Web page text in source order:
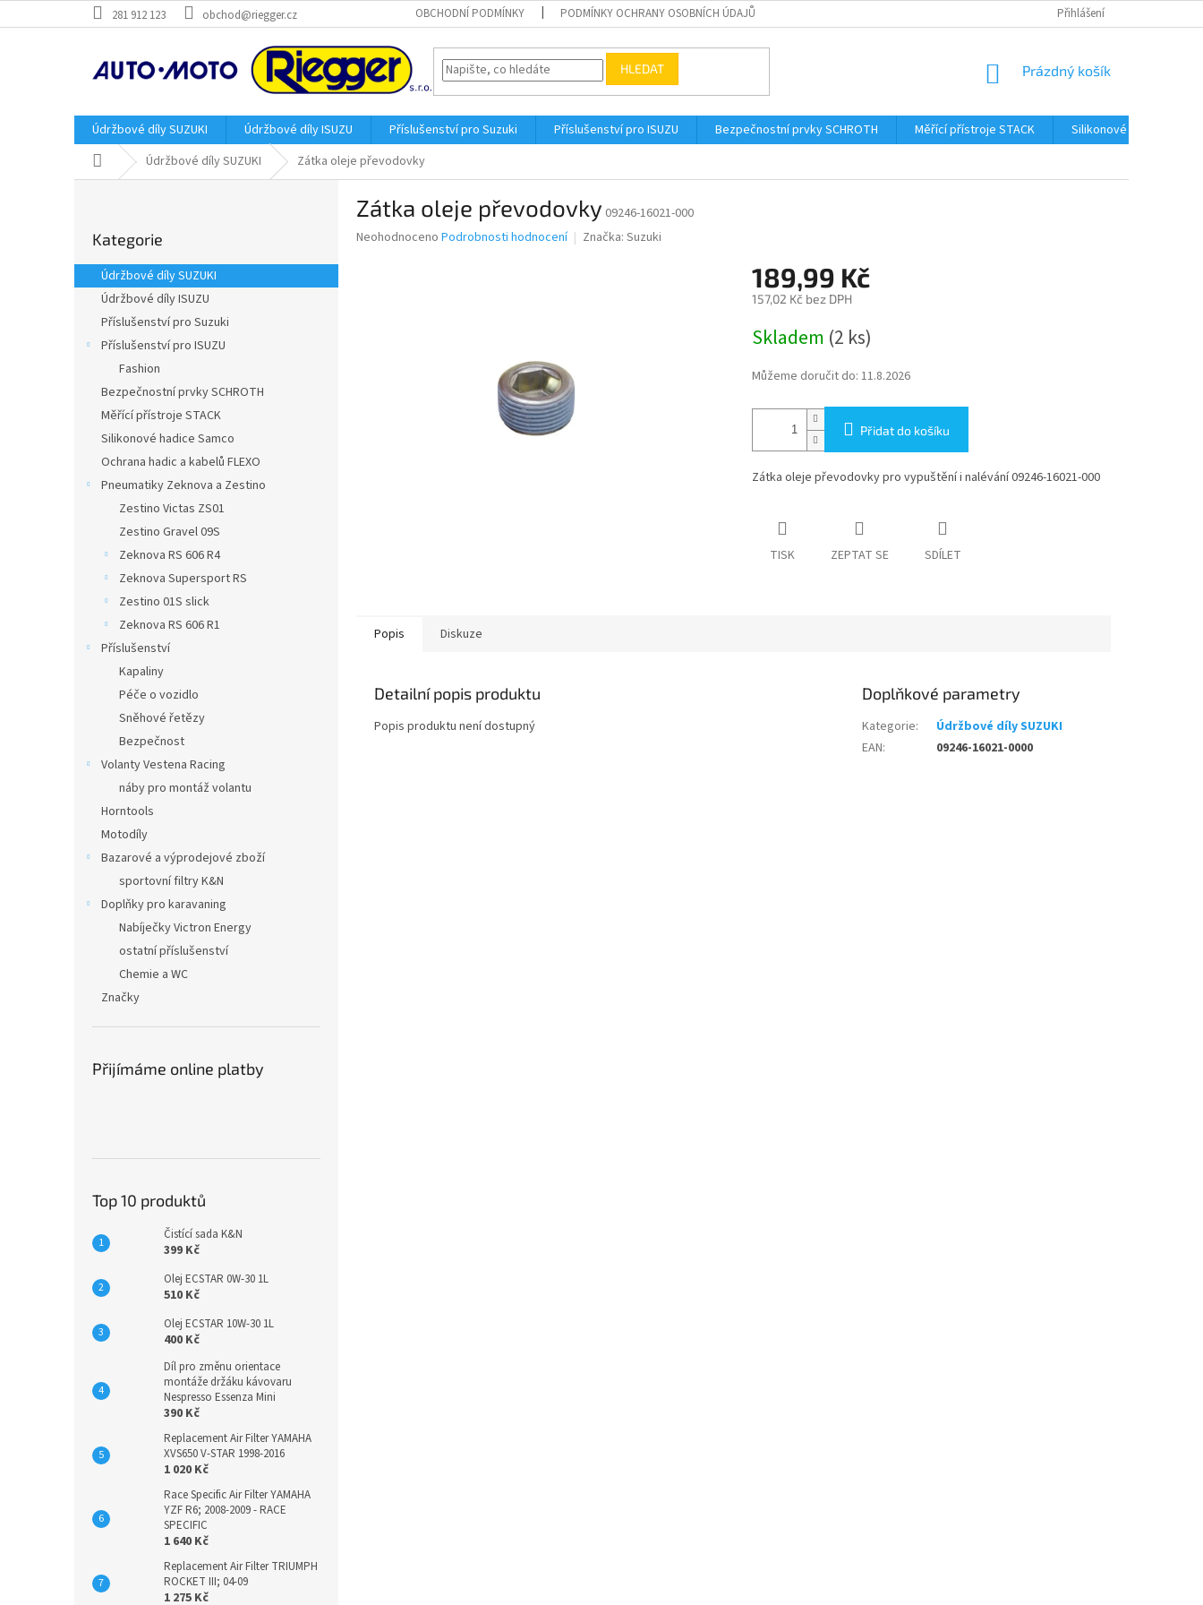
na
281 912 123 obchod@riegger.cz OBCHODNÍ PODMÍNKY PODMÍNKY OCHRANY OSOBNÍCH ÚDAJŮ Přihlášení
HLEDAT
NÁKUPNÍ
Prázdný košík
Údržbové díly SUZUKI Údržbové díly ISUZU Příslušenství pro Suzuki Příslušenství pro ISUZU Bezpečnostní prvky SCHROTH Měřící přístroje STACK
Silikonové hadice
Domů Údržbové díly SUZUKI Zátka oleje převodovky
r
a
kategorie
Kategorie
Údržbové díly SUZUKI
Údržbové díly ISUZU
Příslušenství pro Suzuki
Příslušenství pro ISUZU
Fashion
Bezpečnostní prvky SCHROTH
Měřící přístroje STACK
Silikonové hadice Samco
Ochrana hadic a kabelů FLEXO
Pneumatiky Zeknova a Zestino
Zestino Victas ZS01
Zestino Gravel 09S
Zeknova RS 606 R4
Zeknova Supersport RS
Zestino 01S slick
Zeknova RS 606 R1
Příslušenství
Kapaliny
Péče o vozidlo
Sněhové řetězy
Bezpečnost
Volanty Vestena Racing
náby pro montáž volantu
Horntools
Motodíly
Bazarové a výprodejové zboží
sportovní filtry K&N
Doplňky pro karavaning
Nabíječky Victron Energy
ostatní příslušenství
Chemie a WC
Značky
Přijímáme online platby
Top 10 produktů
Čistící sada K&N
399 Kč
Olej ECSTAR 0W-30 1L
510 Kč
Olej ECSTAR 10W-30 1L
400 Kč
Díl pro změnu orientace
montáže držáku kávovaru
Nespresso Essenza Mini
390 Kč
Replacement Air Filter YAMAHA
XVS650 V-STAR 1998-2016
1 020 Kč
Race Specific Air Filter YAMAHA
YZF R6; 2008-2009 - RACE
SPECIFIC
1 640 Kč
Replacement Air Filter TRIUMPH
ROCKET III; 04-09
1 275 Kč
Zátka oleje převodovky 09246-16021-000
Průměrné
Neohodnoceno Podrobnosti hodnocení Značka: Suzuki
189,99 Kč
157,02 Kč bez DPH
cena:
Skladem (2 ks)
Můžeme doručit do: 11.8.2026
Přidat do košíku
Zátka oleje převodovky pro vypuštění i nalévání 09246-16021-000
TISK ZEPTAT SE SDÍLET
Popis Diskuze
Detailní popis produktu
Popis produktu není dostupný
Doplňkové parametry
Kategorie:
Údržbové díly SUZUKI
EAN: 09246-16021-0000